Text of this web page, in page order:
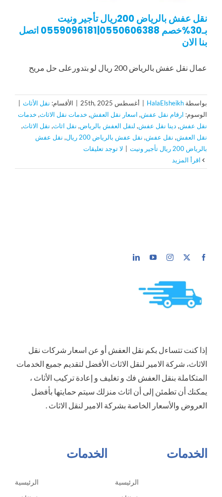
نقل عفش بالرياض 200ريال تأجير ونيت
بـ30%خصم 0550606388|0559096181 اتصل
بنا الان
عمال نقل عفش بالرياض 200 ريال لو بتدورعلى حل مريح
بواسطة HalaElsheikh أغسطس 25th, 2025 الأقسام: نقل الأثاث
الوسوم: ارقام نقل عفش, اسعار نقل العفش, خدمات نقل الاثاث, خدمات
نقل عفش, دينا نقل عفش, لنقل العفش بالرياض, نقل اثاث, نقل الاثاث,
نقل العفش, نقل عفش, نقل عفش بالرياض 200 ريال , نقل عفش
بالرياض 200 ريال تأجير ونيت
لا توجد تعليقات
إذا كنت تتساءل بكم نقل العفش أو عن اسعار شركات نقل
الاثاث، شركة الامير لنقل الاثاث الأفضل لتقديم جميع الخدمات
المتكاملة بنقل العفش فك و تغليف و إعادة تركيب الأثاث ،
يمكنك أن تطمئن إلى أن اثاث منزلك سيتم حمايتها بأفضل
العروض والأسعار الخاصة بشركة الامير لنقل الاثاث .
الخدمات
الرئيسية
الخدمات
الرئيسية